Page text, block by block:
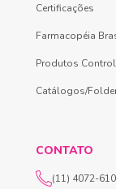
Certificações
Farmacopéia
Produtos
Catálogos/
CONTATO
(11) 4072-